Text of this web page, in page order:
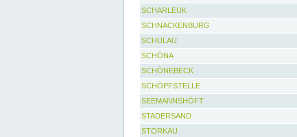
SCHARLEUK
SCHNACKENBURG
SCHULAU
SCHÖNA
SCHÖNEBECK
SCHÖPFSTELLE
SEEMANNSHÖFT
STADERSAND
STORKAU